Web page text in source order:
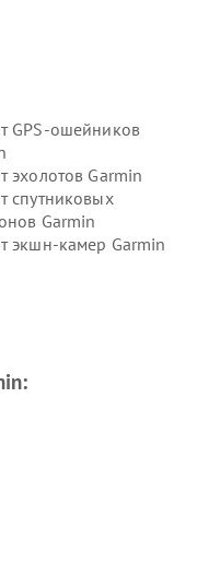
GPS-ошейников
эхолотов Garmin
спутниковых
Garmin
экшн-камер Garmin